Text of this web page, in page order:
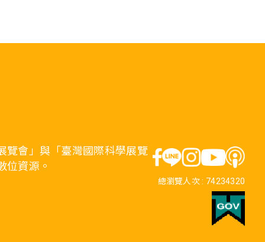
覽會」與「臺灣國際科學展覽
位資源。
總瀏覽人次 : 74234320